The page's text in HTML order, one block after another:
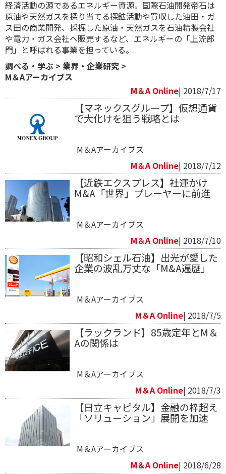
経済活動の源であるエネルギー資源。国際石油開発帝石は
原油や天然ガスを探り当てる探鉱活動や買収した油田・ガ
ス田の商業開発、採掘した原油・天然ガスを石油精製会社
や電力・ガス会社へ販売するなど、エネルギーの「上流部
門」と呼ばれる事業を担っている。
調べる・学ぶ > 業界・企業研究 >
M＆Aアーカイブス
M＆A Online| 2018/7/17
【マネックスグループ】仮想通貨
で大化けを狙う戦略とは
M＆Aアーカイブス
M＆A Online| 2018/7/12
【近鉄エクスプレス】社運かけ
M&A「世界」プレーヤーに前進
M＆Aアーカイブス
M＆A Online| 2018/7/10
【昭和シェル石油】出光が愛した
企業の波乱万丈な「M&A遍歴」
M＆Aアーカイブス
M＆A Online| 2018/7/5
【ラックランド】85歳定年とM＆
Aの関係は
M＆Aアーカイブス
M＆A Online| 2018/7/3
【日立キャピタル】金融の枠超え
「ソリューション」展開を加速
M＆Aアーカイブス
M＆A Online| 2018/6/28